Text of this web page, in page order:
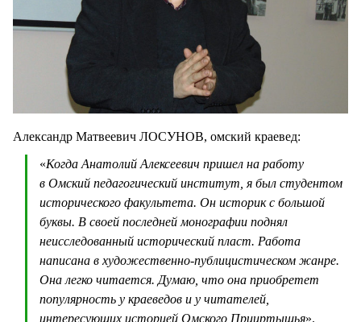
Александр Матвеевич ЛОСУНОВ, омский краевед:
«Когда Анатолий Алексеевич пришел на работу
в Омский педагогический институт, я был студентом
исторического факультета. Он историк с большой
буквы. В своей последней монографии поднял
неисследованный исторический пласт. Работа
написана в художественно-публицистическом жанре.
Она легко читается. Думаю, что она приобретет
популярность у краеведов и у читателей,
интересующих историей Омского Прииртышья».